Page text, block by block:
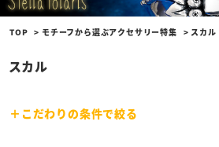
TOP モチーフから選ぶアクセサリー特集 スカル
スカル
こだわりの条件で絞る